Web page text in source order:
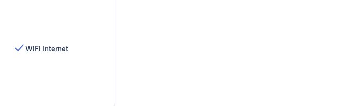
WiFi Internet